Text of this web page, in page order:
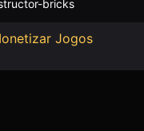
bricks
Jogos